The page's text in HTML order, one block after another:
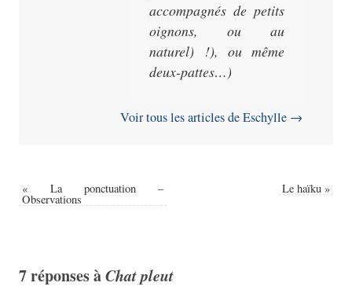
accompagnés de petits
oignons, ou au
naturel) !), ou même
deux-pattes…)
Voir tous les articles de Eschylle →
« La ponctuation –
Observations
Le haïku »
7 réponses àChat pleut